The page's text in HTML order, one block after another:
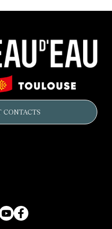
Mairie
de
CONTACTS
YouTubeFacebook